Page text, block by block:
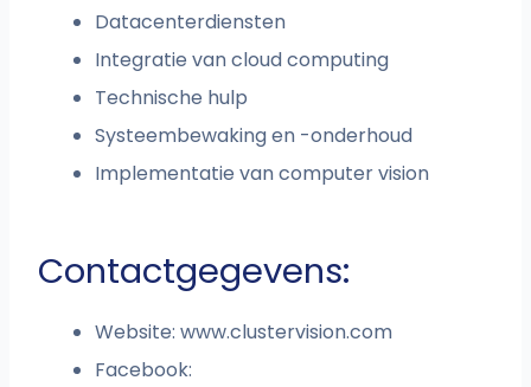
Datacenterdiensten
Integratie van cloud computing
Technische hulp
Systeembewaking en -onderhoud
Implementatie van computer vision
Contactgegevens:
Website: www.clustervision.com
Facebook: